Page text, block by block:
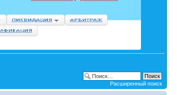
Расширенный поиск